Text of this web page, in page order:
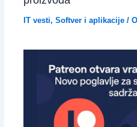
IT vesti, Softver i aplikacije/